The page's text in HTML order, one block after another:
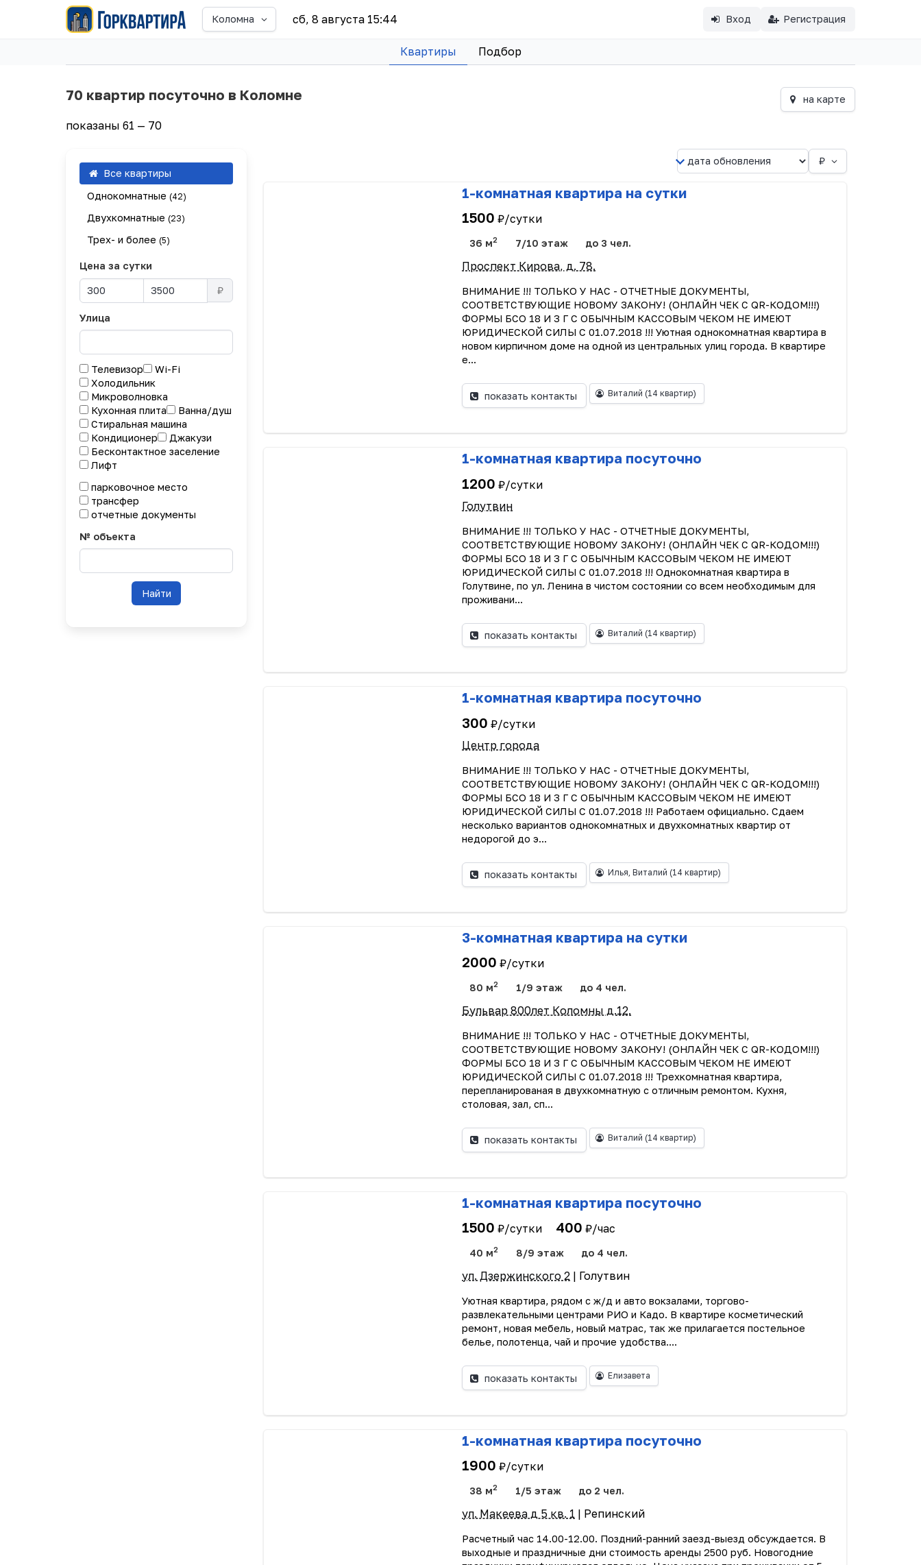
Коломна сб, 8 августа 15:44 Вход Регистрация
Квартиры Подбор
70 квартир посуточно в Коломне
показаны 61 — 70
на карте
Все квартиры
Однокомнатные (42)
Двухкомнатные (23)
Трех- и более (5)
Цена за сутки
₽
Улица
Телевизор
Wi-Fi
Холодильник
Микроволновка
Кухонная плита
Ванна/душ
Стиральная машина
Кондиционер
Джакузи
Бесконтактное заселение
Лифт
парковочное место
трансфер
отчетные документы
№ объекта
₽
1-комнатная квартира на сутки
1500 ₽/сутки
36 м2 7/10 этаж до 3 чел.
Проспект Кирова, д. 78.
ВНИМАНИЕ !!! ТОЛЬКО У НАС - ОТЧЕТНЫЕ ДОКУМЕНТЫ,
СООТВЕТСТВУЮЩИЕ НОВОМУ ЗАКОНУ! (ОНЛАЙН ЧЕК С QR-КОДОМ!!!)
ФОРМЫ БСО 18 И 3 Г С ОБЫЧНЫМ КАССОВЫМ ЧЕКОМ НЕ ИМЕЮТ
ЮРИДИЧЕСКОЙ СИЛЫ С 01.07.2018 !!! Уютная однокомнатная квартира в
новом кирпичном доме на одной из центральных улиц города. В квартире
е...
показать контакты Виталий (14 квартир)
1-комнатная квартира посуточно
1200 ₽/сутки
Голутвин
ВНИМАНИЕ !!! ТОЛЬКО У НАС - ОТЧЕТНЫЕ ДОКУМЕНТЫ,
СООТВЕТСТВУЮЩИЕ НОВОМУ ЗАКОНУ! (ОНЛАЙН ЧЕК С QR-КОДОМ!!!)
ФОРМЫ БСО 18 И 3 Г С ОБЫЧНЫМ КАССОВЫМ ЧЕКОМ НЕ ИМЕЮТ
ЮРИДИЧЕСКОЙ СИЛЫ С 01.07.2018 !!! Однокомнатная квартира в
Голутвине, по ул. Ленина в чистом состоянии со всем необходимым для
проживани...
показать контакты Виталий (14 квартир)
1-комнатная квартира посуточно
300 ₽/сутки
Центр города
ВНИМАНИЕ !!! ТОЛЬКО У НАС - ОТЧЕТНЫЕ ДОКУМЕНТЫ,
СООТВЕТСТВУЮЩИЕ НОВОМУ ЗАКОНУ! (ОНЛАЙН ЧЕК С QR-КОДОМ!!!)
ФОРМЫ БСО 18 И 3 Г С ОБЫЧНЫМ КАССОВЫМ ЧЕКОМ НЕ ИМЕЮТ
ЮРИДИЧЕСКОЙ СИЛЫ С 01.07.2018 !!! Работаем официально. Сдаем
несколько вариантов однокомнатных и двухкомнатных квартир от
недорогой до э...
показать контакты Илья, Виталий (14 квартир)
3-комнатная квартира на сутки
2000 ₽/сутки
80 м2 1/9 этаж до 4 чел.
Бульвар 800лет Коломны д.12.
ВНИМАНИЕ !!! ТОЛЬКО У НАС - ОТЧЕТНЫЕ ДОКУМЕНТЫ,
СООТВЕТСТВУЮЩИЕ НОВОМУ ЗАКОНУ! (ОНЛАЙН ЧЕК С QR-КОДОМ!!!)
ФОРМЫ БСО 18 И 3 Г С ОБЫЧНЫМ КАССОВЫМ ЧЕКОМ НЕ ИМЕЮТ
ЮРИДИЧЕСКОЙ СИЛЫ С 01.07.2018 !!! Трехкомнатная квартира,
перепланированая в двухкомнатную с отличным ремонтом. Кухня,
столовая, зал, сп...
показать контакты Виталий (14 квартир)
1-комнатная квартира посуточно
1500 ₽/сутки 400 ₽/час
40 м2 8/9 этаж до 4 чел.
ул. Дзержинского 2 | Голутвин
Уютная квартира, рядом с ж/д и авто вокзалами, торгово-
развлекательными центрами РИО и Кадо. В квартире косметический
ремонт, новая мебель, новый матрас, так же прилагается постельное
белье, полотенца, чай и прочие удобства....
показать контакты Елизавета
1-комнатная квартира посуточно
1900 ₽/сутки
38 м2 1/5 этаж до 2 чел.
ул. Макеева д 5 кв. 1 | Репинский
Расчетный час 14.00-12.00. Поздний-ранний заезд-выезд обсуждается. В
выходные и праздничные дни стоимость аренды 2500 руб. Новогодние